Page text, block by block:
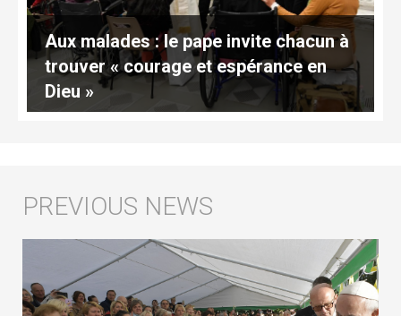
Aux malades : le pape invite chacun à
trouver « courage et espérance en
Dieu »